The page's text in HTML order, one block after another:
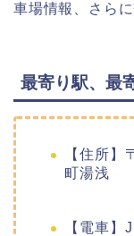
車場情報、さら
最寄り駅、最
【住所
町湯浅
【電車